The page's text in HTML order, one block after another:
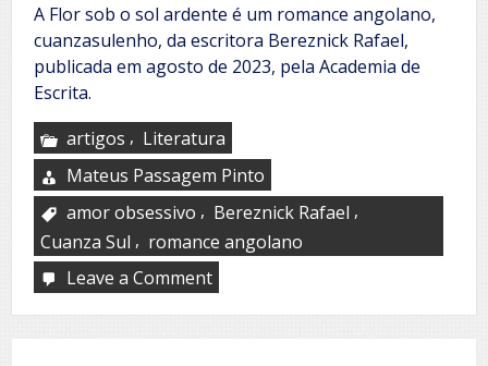
A Flor sob o sol ardente é um romance angolano,
cuanzasulenho, da escritora Bereznick Rafael,
publicada em agosto de 2023, pela Academia de
Escrita.
artigos , Literatura
Mateus Passagem Pinto
amor obsessivo , Bereznick Rafael ,
Cuanza Sul , romance angolano
Leave a Commenton
poder